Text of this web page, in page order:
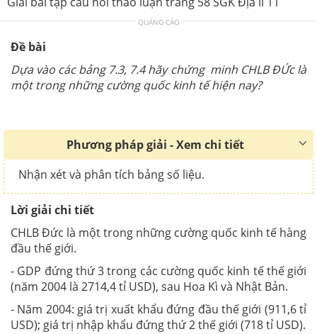
QUẢNG CÁO
Đề bài
Dựa vào các bảng 7.3, 7.4 hãy chứng minh CHLB ĐỨc là
một trong những cường quốc kinh tế hiện nay?
Phương pháp giải - Xem chi tiết
Nhận xét và phân tích bảng số liệu.
Lời giải chi tiết
CHLB Đức là một trong những cường quốc kinh tế hàng
đầu thế giới.
- GDP đứng thứ 3 trong các cường quốc kinh tế thế giới
(năm 2004 là 2714,4 tỉ USD), sau Hoa Kì và Nhật Bản.
- Năm 2004: giá trị xuất khẩu đứng đầu thế giới (911,6 tỉ
USD); giá trị nhập khẩu đứng thứ 2 thế giới (718 tỉ USD).